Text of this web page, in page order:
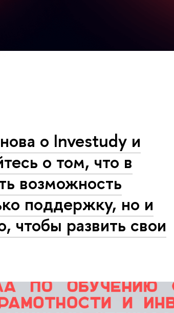
о Investudy и
о том, что в
возможность
поддержку, но и
чтобы развить свои